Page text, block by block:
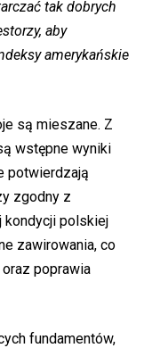
tak dobrych
aby
amerykańskie
są mieszane. Z
wstępne wyniki
potwierdzają
zgodny z
kondycji polskiej
zawirowania, co
poprawia
fundamentów,